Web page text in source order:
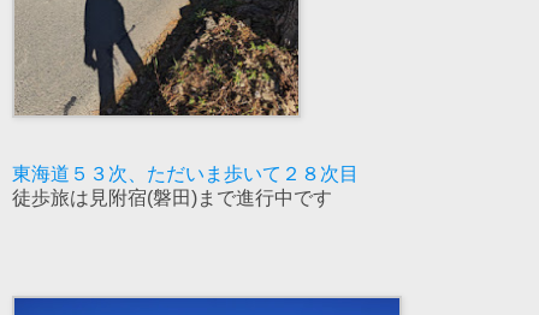
東海道５３次、ただいま歩いて２８次目
徒歩旅は見附宿(磐田)まで進行中です